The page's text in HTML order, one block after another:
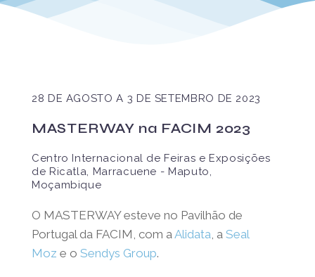
28 DE AGOSTO A 3 DE SETEMBRO DE 2023
MASTERWAY na FACIM 2023
Centro Internacional de Feiras e Exposições
de Ricatla, Marracuene - Maputo,
Moçambique
O MASTERWAY esteve no Pavilhão de
Portugal da FACIM, com aAlidata, a Seal
Moz e o Sendys Group.